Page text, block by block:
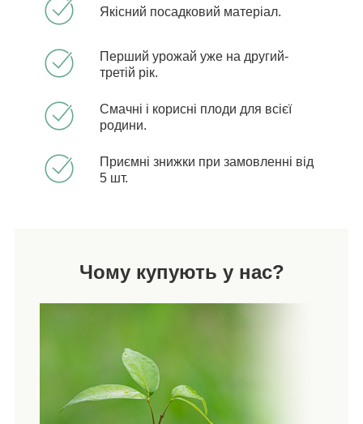
Якісний посадковий матеріал.
Перший урожай уже на другий-
третій рік.
Смачні і корисні плоди для всієї
родини.
Приємні знижки при замовленні від
5 шт.
Чому купують у нас?